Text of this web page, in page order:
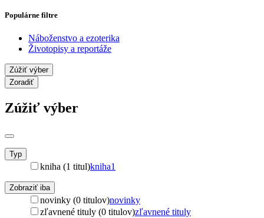
Populárne filtre
Náboženstvo a ezoterika
Životopisy a reportáže
Zúžiť výber
Zoradiť
Zúžiť výber
Typ
kniha (1 titul)kniha1
Zobraziť iba
novinky (0 titulov)novinky
zľavnené tituly (0 titulov)zľavnené tituly